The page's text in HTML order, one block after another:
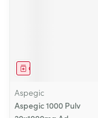
Geneesmiddel
Aspegic
Aspegic 1000 Pulv